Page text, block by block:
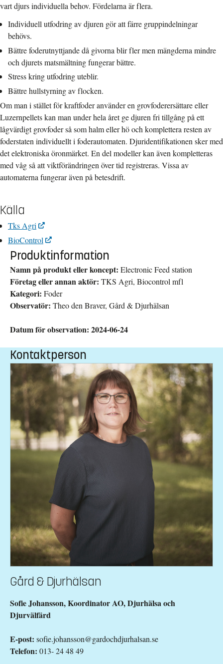
vart djurs individuella behov. Fördelarna är flera.
Individuell utfodring av djuren gör att färre gruppindelningar
behövs.
Bättre foderutnyttjande då givorna blir fler men mängderna mindre
och djurets matsmältning fungerar bättre.
Stress kring utfodring uteblir.
Bättre hullstyrning av flocken.
Om man i stället för kraftfoder använder en grovfoderersättare eller
Luzernpellets kan man under hela året ge djuren fri tillgång på ett
lågvärdigt grovfoder så som halm eller hö och komplettera resten av
foderstaten individuellt i foderautomaten. Djuridentifikationen sker med
det elektroniska öronmärket. En del modeller kan även kompletteras
med våg så att viktförändringen över tid registreras. Vissa av
automaterna fungerar även på betesdrift.
Källa
Tks Agri
BioControl
Produktinformation
Namn på produkt eller koncept: Electronic Feed station
Företag eller annan aktör: TKS Agri, Biocontrol mfl
Kategori: Foder
Observatör: Theo den Braver, Gård & Djurhälsan
Datum för observation: 2024-06-24
Kontaktperson
Gård & Djurhälsan
Sofie Johansson, Koordinator AO, Djurhälsa och
Djurvälfärd
E-post: sofie.johansson@gardochdjurhalsan.se
Telefon: 013- 24 48 49